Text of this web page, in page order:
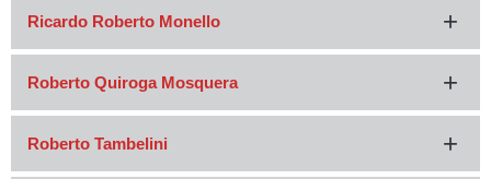
Ricardo Roberto Monello
Roberto Quiroga Mosquera
Roberto Tambelini